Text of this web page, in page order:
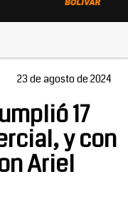
23 de agosto de 2024
17
y con
Ariel